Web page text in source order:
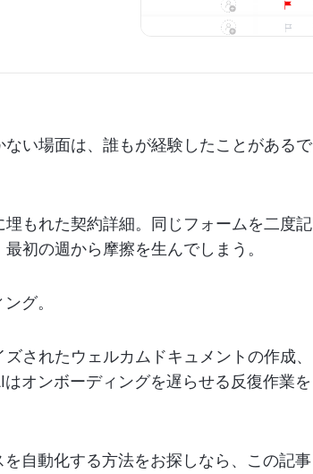
い場面は、誰もが経験したことがあるで
もれた契約詳細。同じフォームを二度記
初の週から摩擦を生んでしまう。
グ。
されたウェルカムドキュメントの作成、
オンボーディングを遅らせる反復作業を
自動化する方法をお探しなら、この記事